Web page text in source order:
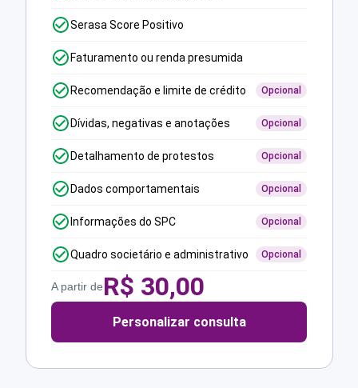
Serasa Score Positivo
Faturamento ou renda presumida
Recomendação e limite de crédito Opcional
Dívidas, negativas e anotações Opcional
Detalhamento de protestos Opcional
Dados comportamentais Opcional
Informações do SPC Opcional
Quadro societário e administrativo Opcional
A partir deR$ 30,00
Personalizar consulta